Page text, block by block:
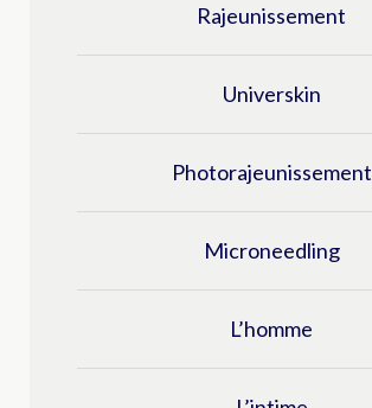
Rajeunissement
Universkin
Photorajeunissement
Microneedling
L’homme